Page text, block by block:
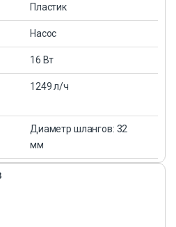
Пластик
Насос
16 Вт
1249 л/ч
Диаметр шлангов: 32
мм